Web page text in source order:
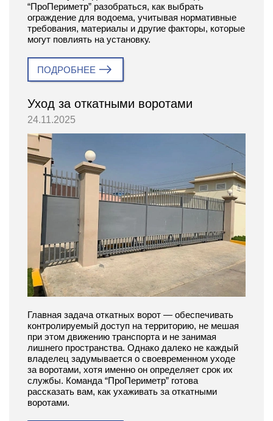
“ПроПериметр” разобраться, как выбрать
ограждение для водоема, учитывая нормативные
требования, материалы и другие факторы, которые
могут повлиять на установку.
ПОДРОБНЕЕ
Уход за откатными воротами
24.11.2025
Главная задача откатных ворот — обеспечивать
контролируемый доступ на территорию, не мешая
при этом движению транспорта и не занимая
лишнего пространства. Однако далеко не каждый
владелец задумывается о своевременном уходе
за воротами, хотя именно он определяет срок их
службы. Команда “ПроПериметр” готова
рассказать вам, как ухаживать за откатными
воротами.